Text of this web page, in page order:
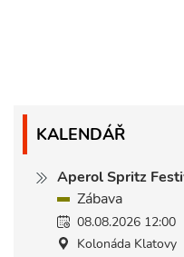
KALENDÁŘ
Aperol Spritz
Zábava
08.08.2026 12:00
Kolonáda Klatovy